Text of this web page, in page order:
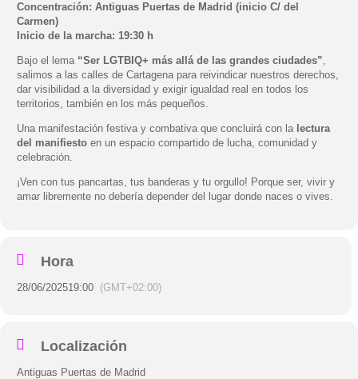
Concentración: Antiguas Puertas de Madrid (inicio C/ del
Carmen)
Inicio de la marcha: 19:30 h
Bajo el lema “Ser LGTBIQ+ más allá de las grandes ciudades”,
salimos a las calles de Cartagena para reivindicar nuestros derechos,
dar visibilidad a la diversidad y exigir igualdad real en todos los
territorios, también en los más pequeños.
Una manifestación festiva y combativa que concluirá con la lectura
del manifiesto en un espacio compartido de lucha, comunidad y
celebración.
¡Ven con tus pancartas, tus banderas y tu orgullo! Porque ser, vivir y
amar libremente no debería depender del lugar donde naces o vives.
Hora
28/06/202519:00 (GMT+02:00)
Localización
Antiguas Puertas de Madrid